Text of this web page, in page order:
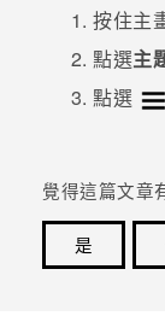
校園專案
銷售通路
支援服務
登入
按住主
點選主
點選
覺得這篇文章
是